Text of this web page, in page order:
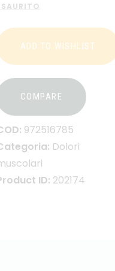
ADD TO WISHLIST
COMPARE
972516785
Dolori
ID: 202174